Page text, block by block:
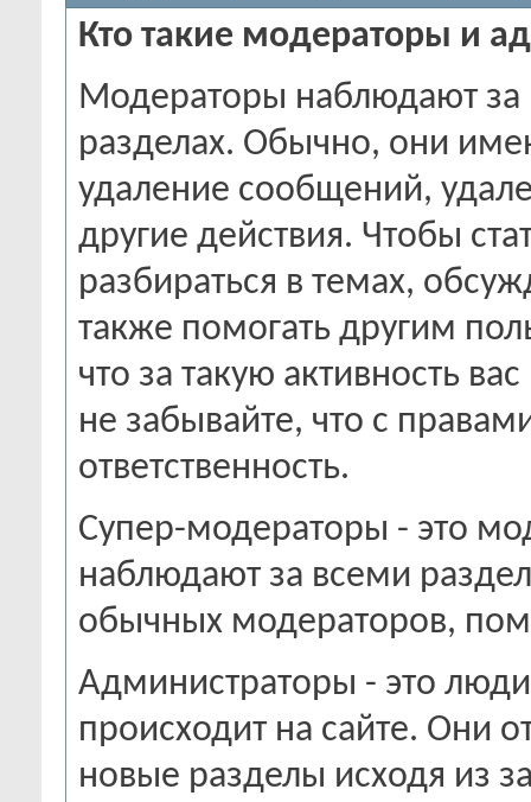
Кто такие модераторы и
Модераторы наблюдают
разделах. Обычно, они
удаление сообщений,
другие действия. Чтобы
разбираться в темах,
также помогать другим
что за такую активность
не забывайте, что с
ответственность.
Супер-модераторы - это
наблюдают за всеми
обычных модераторов,
Администраторы - это
происходит на сайте. Они
новые разделы исходя из